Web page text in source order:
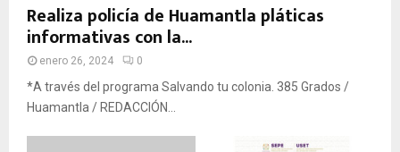
Realiza policía de Huamantla pláticas
informativas con la...
enero 26, 2024 0
*A través del programa Salvando tu colonia. 385 Grados /
Huamantla / REDACCIÓN...